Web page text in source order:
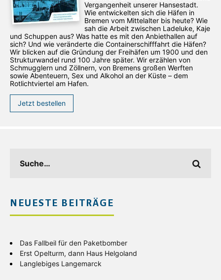
Vergangenheit unserer Hansestadt.
Wie entwickelten sich die Häfen in
Bremen vom Mittelalter bis heute? Wie
sah die Arbeit zwischen Ladeluke, Kaje
und Schuppen aus? Was hatte es mit den Anbiethallen auf
sich? Und wie veränderte die Containerschifffahrt die Häfen?
Wir blicken auf die Gründung der Freihäfen um 1900 und den
Strukturwandel rund 100 Jahre später. Wir erzählen von
Schmugglern und Zöllnern, von Bremens großen Werften
sowie Abenteuern, Sex und Alkohol an der Küste – dem
Rotlichtviertel am Hafen.
Jetzt bestellen
NEUESTE BEITRÄGE
Das Fallbeil für den Paketbomber
Erst Opelturm, dann Haus Helgoland
Langlebiges Langemarck